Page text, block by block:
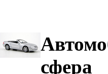
сфера